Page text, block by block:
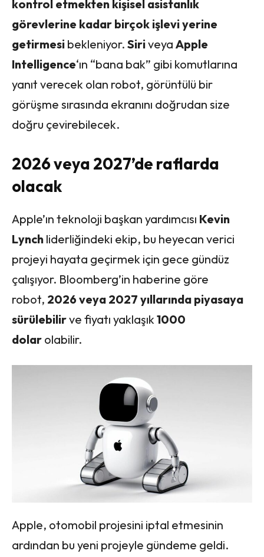
kontrol etmekten kişisel asistanlık
görevlerine kadar birçok işlevi yerine
getirmesi bekleniyor. Siriveya Apple
Intelligence‘ın “bana bak” gibi komutlarına
yanıt verecek olan robot, görüntülü bir
görüşme sırasında ekranını doğrudan size
doğru çevirebilecek.
2026 veya 2027’de raflarda
olacak
Apple’ın teknoloji başkan yardımcısı Kevin
Lynch liderliğindeki ekip, bu heyecan verici
projeyi hayata geçirmek için gece gündüz
çalışıyor. Bloomberg’in haberine göre
robot, 2026 veya 2027 yıllarında piyasaya
sürülebilirve fiyatı yaklaşık 1000
dolar olabilir.
Apple, otomobil projesini iptal etmesinin
ardından bu yeni projeyle gündeme geldi.